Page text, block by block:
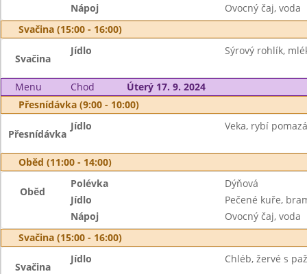
Nápoj
Ovocný čaj, voda
Svačina (15:00 - 16:00)
Svačina
Jídlo Sýrový rohlík,
Menu Chod
Úterý 17. 9. 2024
Přesnídávka (9:00 - 10:00)
Přesnídávka
Jídlo Veka, rybí
Oběd (11:00 - 14:00)
Oběd
Polévka
Dýňová
Jídlo
Pečené kuře,
Nápoj
Ovocný čaj, voda
Svačina (15:00 - 16:00)
Svačina
Jídlo Chléb, žervé s